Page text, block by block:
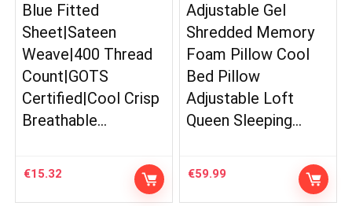
Blue Fitted
Sheet|Sateen
Weave|400 Thread
Count|GOTS
Certified|Cool Crisp
Breathable…
€15.32
Adjustable Gel
Shredded Memory
Foam Pillow Cool
Bed Pillow
Adjustable Loft
Queen Sleeping…
€59.99